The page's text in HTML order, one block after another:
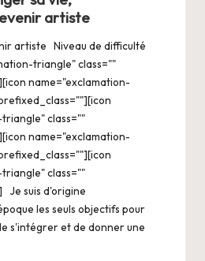
artiste
artiste Niveau de difficulté
triangle" class=""
name="exclamation-
class=""
name="exclamation-
class=""
Je suis d'origine
les seuls objectifs pour
s'intégrer et de donner une